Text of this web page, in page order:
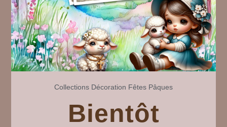
Collections Décoration Fêtes Pâques
Bientôt